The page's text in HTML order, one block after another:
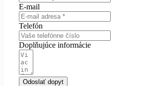
E-mail
Telefón
Doplňujúce informácie
Odoslať dopyt